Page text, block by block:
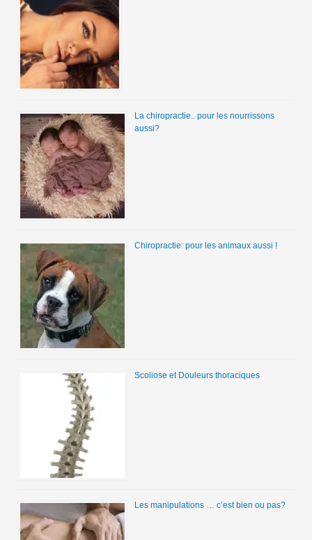
La chiropractie.. pour les nourrissons
aussi?
Chiropractie: pour les animaux aussi !
Scoliose et Douleurs thoraciques
Les manipulations … c’est bien ou pas?